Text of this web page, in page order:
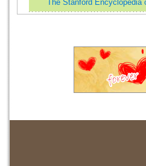
The Stanford Encyclopedia